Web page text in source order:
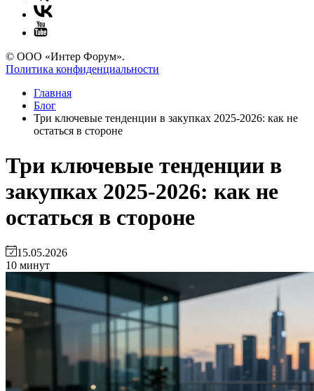
© ООО «Интер Форум».
Политика конфиденциальности
Главная
Блог
Три ключевые тенденции в закупках 2025-2026: как не
остаться в стороне
Три ключевые тенденции в
закупках 2025-2026: как не
остаться в стороне
15.05.2026
10 минут